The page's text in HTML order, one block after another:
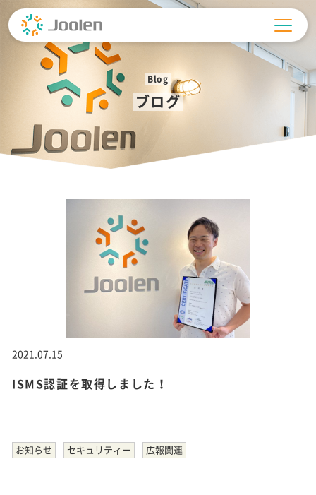
content
Blog
ブログ
2021.07.15
ISMS認証を取得しました！
お知らせ セキュリティー 広報関連